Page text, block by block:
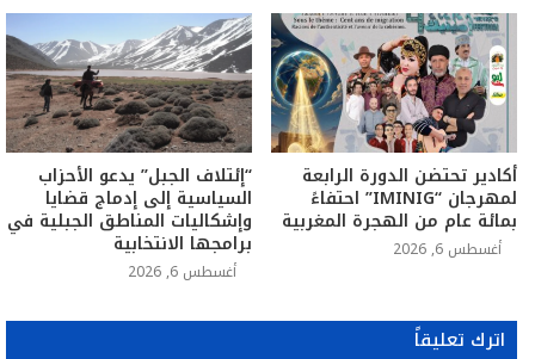
أكادير تحتضن الدورة الرابعة
لمهرجان “IMINIG” احتفاءً
بمائة عام من الهجرة المغربية
أغسطس 6, 2026
“إئتلاف الجبل” يدعو الأحزاب
السياسية إلى إدماج قضايا
وإشكاليات المناطق الجبلية في
برامجها الانتخابية
أغسطس 6, 2026
اترك تعليقاً